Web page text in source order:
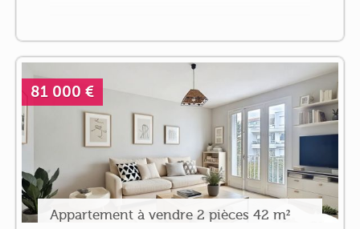
81 000 €
Appartement à vendre 2 pièces 42 m²